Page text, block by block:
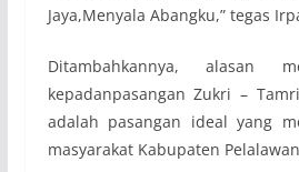
Jaya,Menyala Abangku,” tegas
Ditambahkannya, alasan
kepadanpasangan Zukri –
adalah pasangan ideal yang
masyarakat Kabupaten